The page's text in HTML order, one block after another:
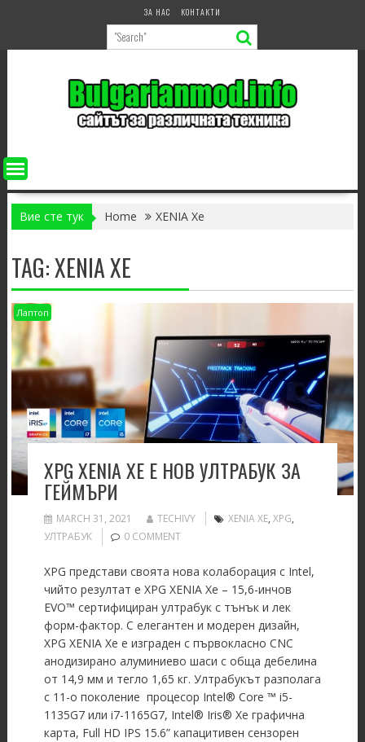
ЗА НАС КОНТАКТИ
Вие сте тук Home XENIA Xe
TAG:XENIA XE
Лаптоп
XPG XENIA XE Е НОВ УЛТРАБУК ЗА
ГЕЙМЪРИ
MARCH 31, 2021 TECHIVY XENIA XE, XPG,
УЛТРАБУК
0 COMMENT
XPG представи своята нова колаборация с Intel,
чийто резултат е XPG XENIA Xe – 15,6-инчов
EVO™ сертифициран ултрабук с тънък и лек
форм-фактор. С елегантен и модерен дизайн,
XPG XENIA Xe е изграден с първокласно CNC
анодизирано алуминиево шаси с обща дебелина
от 14,9 мм и тегло 1,65 кг. Ултрабукът разполага
с 11-о поколение процесор Intel® Core ™ i5-
1135G7 или i7-1165G7, Intel® Iris® Xe графична
карта, Full HD IPS 15.6” капацитивен сензорен